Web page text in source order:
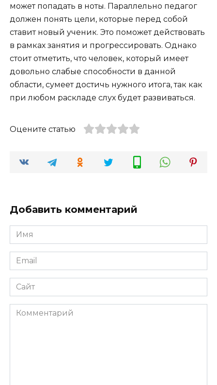
может попадать в ноты. Параллельно педагог
должен понять цели, которые перед собой
ставит новый ученик. Это поможет действовать
в рамках занятия и прогрессировать. Однако
стоит отметить, что человек, который имеет
довольно слабые способности в данной
области, сумеет достичь нужного итога, так как
при любом раскладе слух будет развиваться.
Оцените статью
Добавить комментарий
Имя
*
Email
*
Сайт
Комментарий